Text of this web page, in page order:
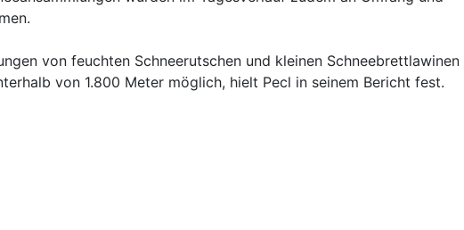
von feuchten Schneerutschen und kleinen Schneebrettlawinen
von 1.800 Meter möglich, hielt Pecl in seinem Bericht fest.